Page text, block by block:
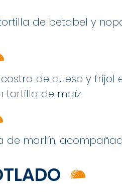
de betabel y
de queso y frijol
tortilla de maíz.
de marlín,